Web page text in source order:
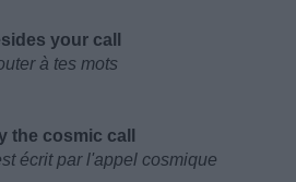
your call
à tes mots
the cosmic call
écrit par l'appel cosmique